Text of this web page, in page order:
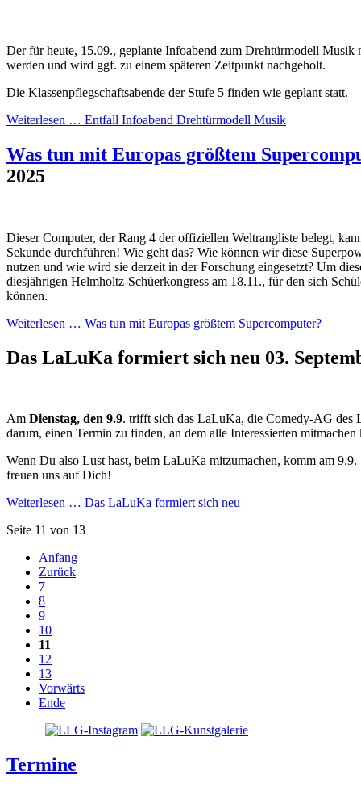
Der für heute, 15.09., geplante Infoabend zum Drehtürmodell Musik
werden und wird ggf. zu einem späteren Zeitpunkt nachgeholt.
Die Klassenpflegschaftsabende der Stufe 5 finden wie geplant statt.
Weiterlesen … Entfall Infoabend Drehtürmodell Musik
Was tun mit Europas größtem
2025
Dieser Computer, der Rang 4 der offiziellen Weltrangliste belegt,
Sekunde durchführen! Wie geht das? Wie können wir diese
nutzen und wie wird sie derzeit in der Forschung eingesetzt? Um
diesjährigen Helmholtz-Schüerkongress am 18.11., für den sich
können.
Weiterlesen … Was tun mit Europas größtem Supercomputer?
Das LaLuKa formiert sich neu 03.
Am Dienstag, den 9.9. trifft sich das LaLuKa, die Comedy-AG des
darum, einen Termin zu finden, an dem alle Interessierten mitmachen
Wenn Du also Lust hast, beim LaLuKa mitzumachen, komm am
freuen uns auf Dich!
Weiterlesen … Das LaLuKa formiert sich neu
Seite 11 von 13
Anfang
Zurück
7
8
9
10
11
12
13
Vorwärts
Ende
Termine